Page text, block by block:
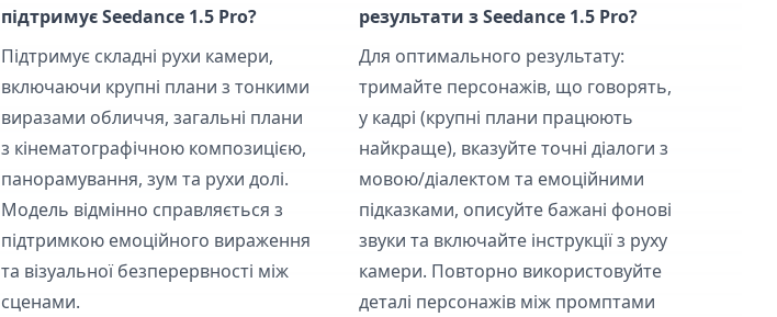
підтримує Seedance 1.5 Pro?
Підтримує складні рухи камери,
включаючи крупні плани з тонкими
виразами обличчя, загальні плани
з кінематографічною композицією,
панорамування, зум та рухи долі.
Модель відмінно справляється з
підтримкою емоційного вираження
та візуальної безперервності між
сценами.
результати з Seedance 1.5 Pro?
Для оптимального результату:
тримайте персонажів, що говорять,
у кадрі (крупні плани працюють
найкраще), вказуйте точні діалоги з
мовою/діалектом та емоційними
підказками, описуйте бажані фонові
звуки та включайте інструкції з руху
камери. Повторно використовуйте
деталі персонажів між промптами